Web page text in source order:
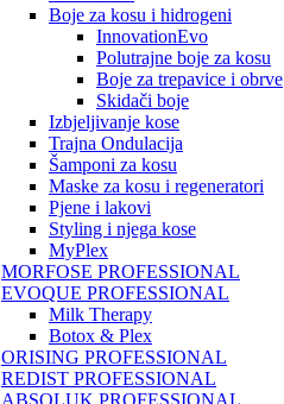
Boje za kosu i hidrogeni
InnovationEvo
Polutrajne boje za kosu
Boje za trepavice i obrve
Skidači boje
Izbjeljivanje kose
Trajna Ondulacija
Šamponi za kosu
Maske za kosu i regeneratori
Pjene i lakovi
Styling i njega kose
MyPlex
MORFOSE PROFESSIONAL
EVOQUE PROFESSIONAL
Milk Therapy
Botox & Plex
ORISING PROFESSIONAL
REDIST PROFESSIONAL
ABSOLUK PROFESSIONAL